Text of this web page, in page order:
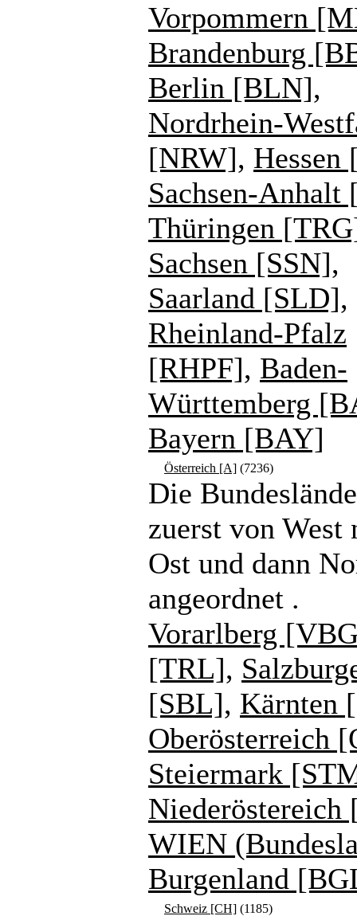
Vorpommern
Brandenburg
Berlin [BLN],
Nordrhein-
[NRW], Hessen
Sachsen-Anhalt
Thüringen
Sachsen [SSN],
Saarland [SLD],
Rheinland-Pfalz
[RHPF], Baden-
Württemberg
Bayern [BAY]
Österreich [A] (7236)
Die
zuerst von West
Ost und dann
angeordnet .
Vorarlberg
[TRL],
[SBL], Kärnten
Oberösterreich
Steiermark
Niederöstereich
WIEN
Burgenland
Schweiz [CH] (1185)